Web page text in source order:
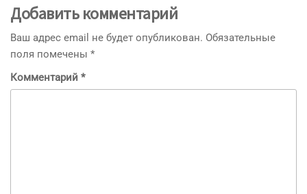
Добавить комментарий
Ваш адрес email не будет опубликован. Обязательные
поля помечены *
Комментарий *